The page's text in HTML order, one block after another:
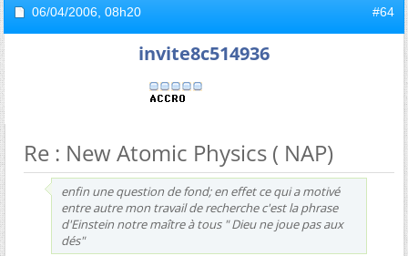
06/04/2006, 08h20 #64
invite8c514936
Re : New Atomic Physics ( NAP)
enfin une question de fond; en effet ce qui a motivé
entre autre mon travail de recherche c'est la phrase
d'Einstein notre maître à tous " Dieu ne joue pas aux
dés"